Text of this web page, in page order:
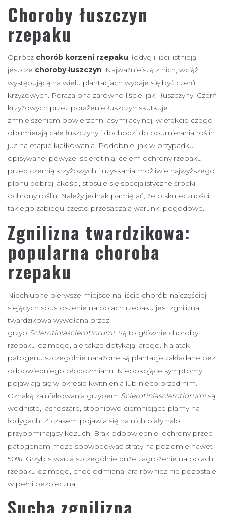
Choroby łuszczyn
rzepaku
Oprócz chorób korzeni rzepaku, łodyg i liści, istnieją
jeszcze choroby łuszczyn. Najważniejszą z nich, wciąż
występującą na wielu plantacjach wydaje się być czerń
krzyżowych. Poraża ona zarówno liście, jak i łuszczyny. Czerń
krzyżowych przez porażenie łuszczyn skutkuje
zmniejszeniem powierzchni asymilacyjnej, w efekcie czego
obumierają całe łuszczyny i dochodzi do obumierania roślin
już na etapie kiełkowania. Podobnie, jak w przypadku
opisywanej powyżej sclerotinią, celem ochrony rzepaku
przed czernią krzyżowych i uzyskania możliwie najwyższego
plonu dobrej jakości, stosuje się specjalistyczne środki
ochrony roślin. Należy jednak pamiętać, że o skuteczności
takiego zabiegu często przesądzają warunki pogodowe.
Zgnilizna twardzikowa:
popularna choroba
rzepaku
Niechlubne pierwsze miejsce na liście chorób najczęściej
siejących spustoszenie na polach rzepaku jest zgnilizna
twardzikowa wywołana przez
grzyb Sclerotiniasclerotiorumi. Są to głównie choroby
rzepaku ozimego, ale także dotykają jarego. Na atak
patogenu szczególnie narażone są plantacje zakładane bez
odpowiedniego płodozmianu. Niepokojące symptomy
pojawiają się w okresie kwitnienia lub nieco przed nim.
Oznaką zainfekowania grzybem Sclerotiniasclerotiorumisą
wodniste, jasnoszare, stopniowo ciemniejące plamy na
łodygach. Z czasem pojawia się na nich biały nalot
przypominający kożuch. Brak odpowiedniej ochrony przed
patogenem może spowodować straty na poziomie nawet
50%. Grzyb stwarza szczególnie duże zagrożenie na polach
rzepaku ozimego, choć odmiana jara również nie pozostaje
w pełni bezpieczna.
Sucha zgnilizna